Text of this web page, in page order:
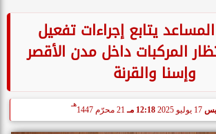
يتابع إجراءات تفعيل
المركبات داخل مدن الأقصر
وإسنا والقرنة
12:18 مـ 21 محرّم 1447
هـ